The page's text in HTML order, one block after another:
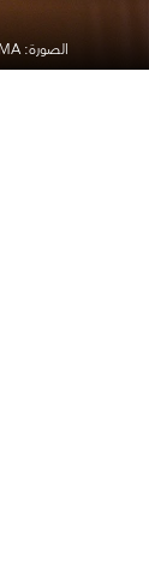
الصورة: TRIBHUWAN SHARMA